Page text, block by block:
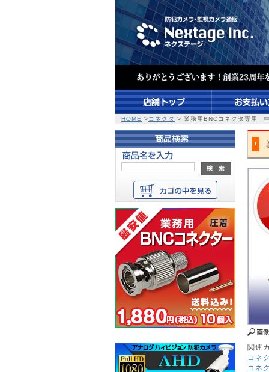
HOME >コネクタ > 業務用BNCコネクタ専用
関連
コネ
コネ